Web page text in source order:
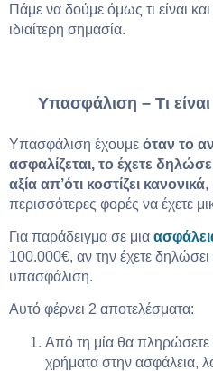
Πάμε να δούμε όμως τι είναι
ιδιαίτερη σημασία.
Υπασφάλιση – Τι
Υπασφάλιση έχουμε όταν το
ασφαλίζεται, το έχετε
αξία απ’ότι κοστίζει κανονικά,
περισσότερες φορές να έχετε
Για παράδειγμα σε μια
100.000€, αν την έχετε
υπασφάλιση.
Αυτό φέρνει 2 αποτελέσματα:
Από τη μία θα πληρώσετε
χρήματα στην ασφάλεια,